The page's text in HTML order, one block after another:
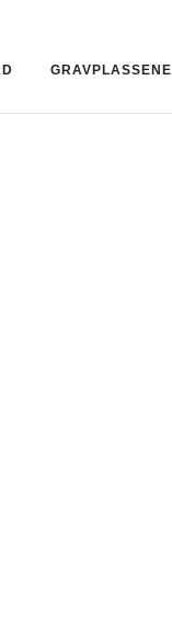
GRAVPLASSENE